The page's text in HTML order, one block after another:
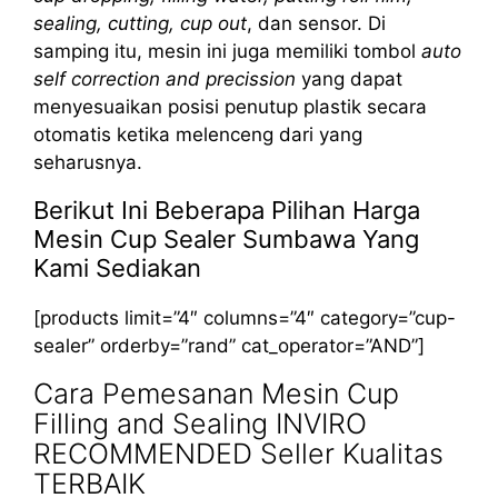
sealing, cutting, cup out, dan sensor. Di
samping itu, mesin ini juga memiliki tombol auto
self correction and precission yang dapat
menyesuaikan posisi penutup plastik secara
otomatis ketika melenceng dari yang
seharusnya.
Berikut Ini Beberapa Pilihan Harga
Mesin Cup Sealer Sumbawa Yang
Kami Sediakan
[products limit=”4″ columns=”4″ category=”cup-
sealer” orderby=”rand” cat_operator=”AND”]
Cara Pemesanan Mesin Cup
Filling and Sealing INVIRO
RECOMMENDED Seller Kualitas
TERBAIK